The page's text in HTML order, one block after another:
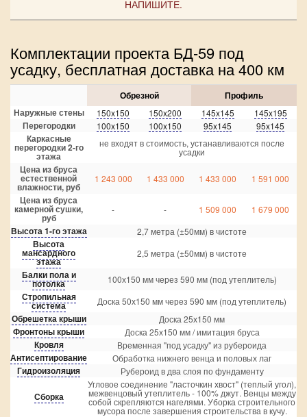
НАПИШИТЕ.
Комплектации проекта БД-59 под
усадку, бесплатная доставка на 400 км
Обрезной
Профиль
Наружные стены
150x150 150x200 145x145 145x195
Перегородки 100x150 100x150 95x145 95x145
Каркасные
перегородки 2-го
этажа
не входят в стоимость, устанавливаются после
усадки
Цена из бруса
естественной
влажности, руб
1 243 000 1 433 000 1 433 000 1 591 000
Цена из бруса
камерной сушки,
руб
- - 1 509 000 1 679 000
Высота 1-го этажа 2,7 метра (±50мм) в чистоте
Высота
мансардного
этажа
2,5 метра (±50мм) в чистоте
Балки пола и
потолка 100х150 мм через 590 мм (под утеплитель)
Стропильная
система Доска 50х150 мм через 590 мм (под утеплитель)
Обрешетка крыши Доска 25х150 мм
Фронтоны крыши Доска 25х150 мм / имитация бруса
Кровля Временная "под усадку" из рубероида
Антисептирование Обработка нижнего венца и половых лаг
Гидроизоляция Рубероид в два слоя по фундаменту
Сборка
Угловое соединение "ласточкин хвост" (теплый угол),
межвенцовый утеплитель - 100% джут. Венцы между
собой скрепляются нагелями. Уборка строительного
мусора после завершения строительства в кучу.